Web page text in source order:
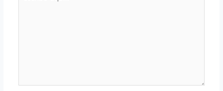
aquí...